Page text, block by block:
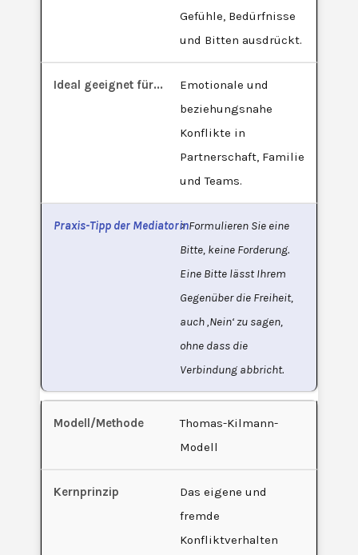
Gefühle, Bedürfnisse
und Bitten ausdrückt.
Emotionale und
beziehungsnahe
Konflikte in
Partnerschaft, Familie
und Teams.
> Formulieren Sie eine
Bitte, keine Forderung.
Eine Bitte lässt Ihrem
Gegenüber die Freiheit,
auch ‚Nein‘ zu sagen,
ohne dass die
Verbindung abbricht.
Thomas-Kilmann-
Modell
Das eigene und
fremde
Konfliktverhalten